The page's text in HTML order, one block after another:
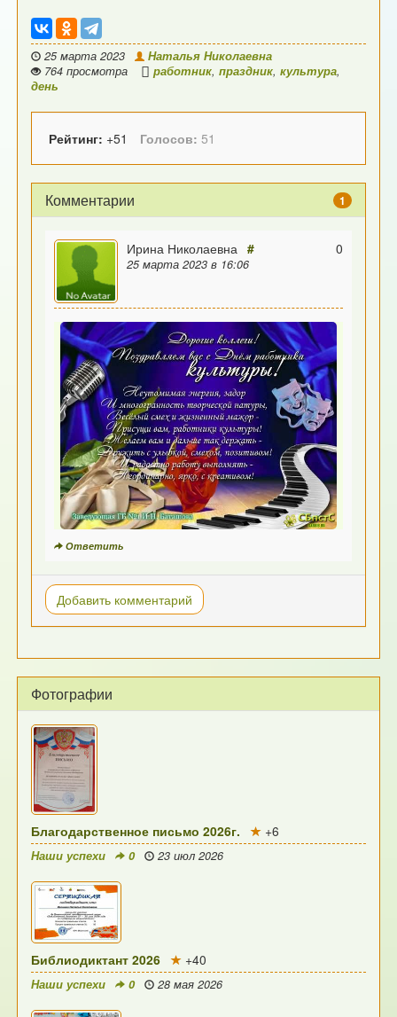
25 марта 2023
Наталья Николаевна
764 просмотра
работник,праздник,культура,
день
Рейтинг: +51 Голосов: 51
Комментарии 1
0
Ирина Николаевна #
25 марта 2023 в 16:06
Ответить
Добавить комментарий
Фотографии
Благодарственное письмо 2026г. +6
Наши успехи 0 23 июл 2026
Библиодиктант 2026 +40
Наши успехи 0 28 мая 2026